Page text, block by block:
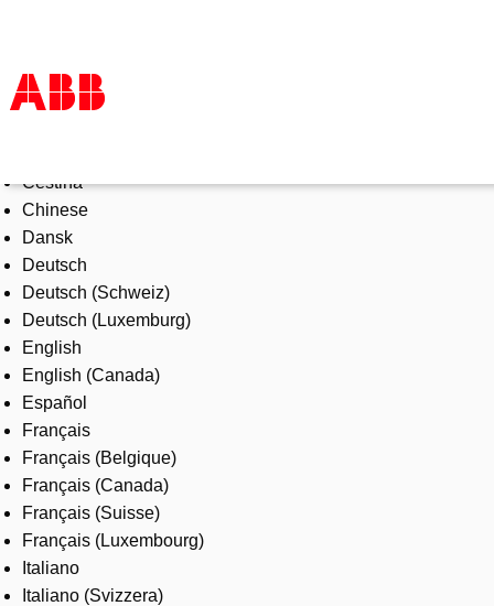
Products & Solutions
Industries
Services
About us
Where to buy
Contact us
Careers
Čeština
Chinese
Dansk
Deutsch
Deutsch (Schweiz)
Deutsch (Luxemburg)
English
English (Canada)
Español
Français
Français (Belgique)
Français (Canada)
Français (Suisse)
Français (Luxembourg)
Italiano
Italiano (Svizzera)